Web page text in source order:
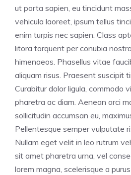
ut porta sapien, eu tincidunt
vehicula laoreet, ipsum tellus
enim turpis nec sapien. Class
litora torquent per conubia
himenaeos. Phasellus vitae
aliquam risus. Praesent suscipit
Curabitur dolor ligula, commodo
pharetra ac diam. Aenean orci
sollicitudin accumsan eu,
Pellentesque semper vulputate
Nullam eget velit in leo rutrum
sit amet pharetra urna, vel
lorem magna, scelerisque a